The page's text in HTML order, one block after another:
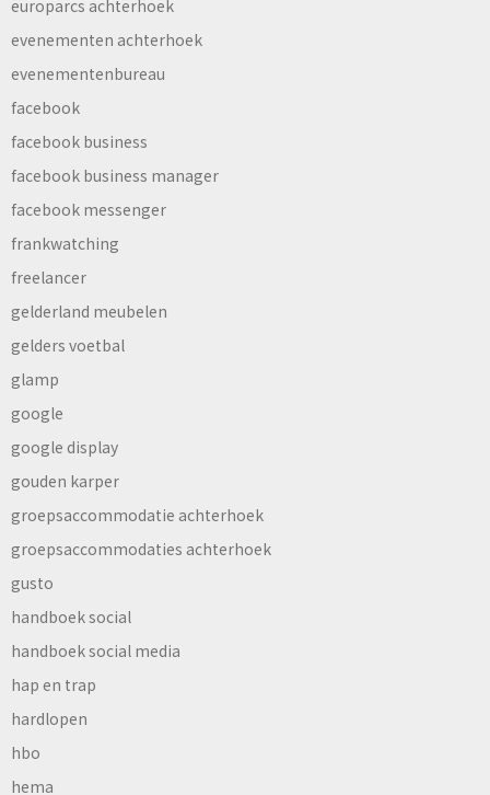
europarcs achterhoek
evenementen achterhoek
evenementenbureau
facebook
facebook business
facebook business manager
facebook messenger
frankwatching
freelancer
gelderland meubelen
gelders voetbal
glamp
google
google display
gouden karper
groepsaccommodatie achterhoek
groepsaccommodaties achterhoek
gusto
handboek social
handboek social media
hap en trap
hardlopen
hbo
hema